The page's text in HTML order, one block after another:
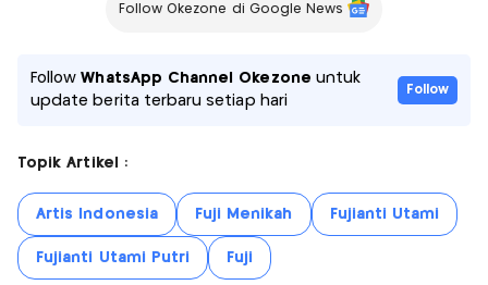
Follow Okezone di Google News
FollowWhatsApp Channel Okezone untuk
update berita terbaru setiap hari
Follow
Topik Artikel :
Artis Indonesia Fuji Menikah Fujianti Utami
Fujianti Utami Putri Fuji